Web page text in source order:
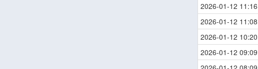
2026-01-12 11:16
2026-01-12 11:08
2026-01-12 10:20
2026-01-12 09:09